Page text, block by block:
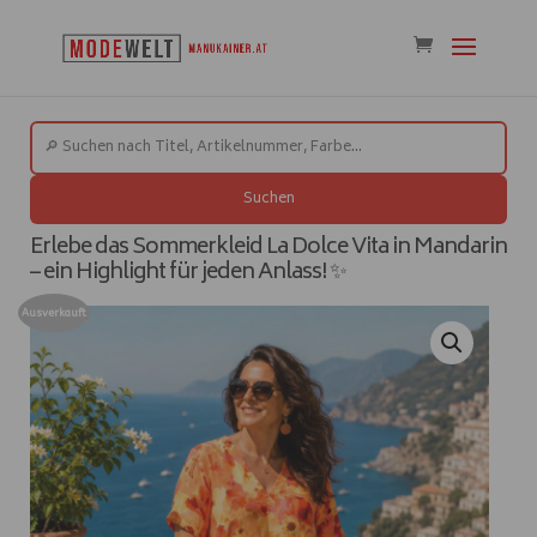
Suchen
Erlebe das Sommerkleid La Dolce Vita in Mandarin
– ein Highlight für jeden Anlass! ✨
Ausverkauft